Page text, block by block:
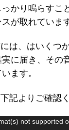
っかり鳴らすこ
が取れていま
は、はいくつ
に届き、その
ます。
記よりご確認
not supported